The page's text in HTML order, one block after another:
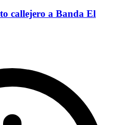
callejero a Banda El